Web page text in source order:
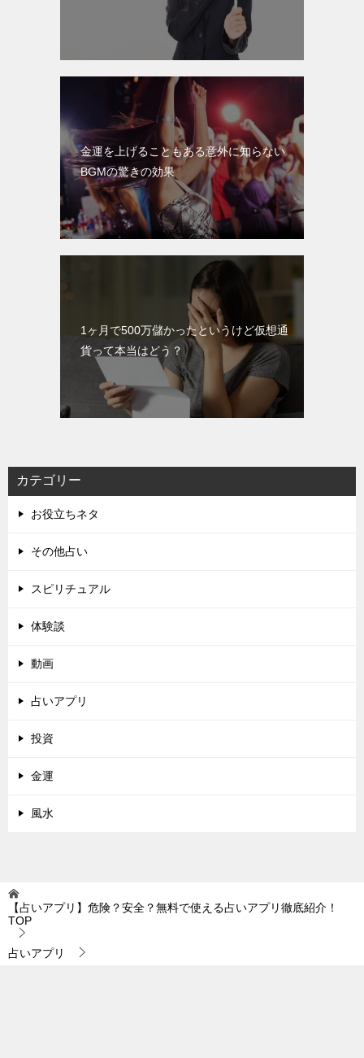
金運を上げることもある意外に知らない
BGMの驚きの効果
1ヶ月で500万儲かったというけど仮想通
貨って本当はどう？
カテゴリー
お役立ちネタ
その他占い
スピリチュアル
体験談
動画
占いアプリ
投資
金運
風水
【占いアプリ】危険？安全？無料で使える占いアプリ徹底紹介！
TOP
占いアプリ